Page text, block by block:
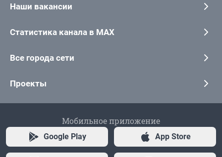
Наши вакансии
Статистика канала в MAX
Все города сети
Проекты
Мобильное приложение
Google Play App Store